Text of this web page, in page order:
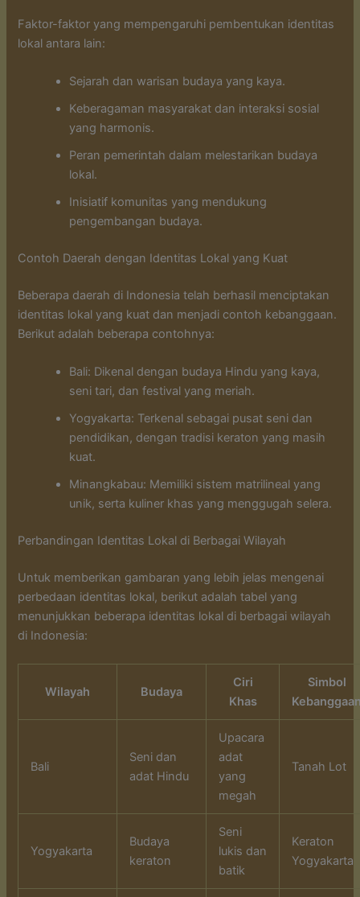
Faktor-faktor yang mempengaruhi pembentukan identitas
lokal antara lain:
Sejarah dan warisan budaya yang kaya.
Keberagaman masyarakat dan interaksi sosial
yang harmonis.
Peran pemerintah dalam melestarikan budaya
lokal.
Inisiatif komunitas yang mendukung
pengembangan budaya.
Contoh Daerah dengan Identitas Lokal yang Kuat
Beberapa daerah di Indonesia telah berhasil menciptakan
identitas lokal yang kuat dan menjadi contoh kebanggaan.
Berikut adalah beberapa contohnya:
Bali: Dikenal dengan budaya Hindu yang kaya,
seni tari, dan festival yang meriah.
Yogyakarta: Terkenal sebagai pusat seni dan
pendidikan, dengan tradisi keraton yang masih
kuat.
Minangkabau: Memiliki sistem matrilineal yang
unik, serta kuliner khas yang menggugah selera.
Perbandingan Identitas Lokal di Berbagai Wilayah
Untuk memberikan gambaran yang lebih jelas mengenai
perbedaan identitas lokal, berikut adalah tabel yang
menunjukkan beberapa identitas lokal di berbagai wilayah
di Indonesia:
Wilayah Budaya
Ciri
Khas
Simbol
Bali
Seni dan
adat Hindu
Upacara
adat
yang
megah
Tanah Lot
Yogyakarta
Budaya
keraton
Seni
lukis dan
batik
Keraton
Yogyakarta